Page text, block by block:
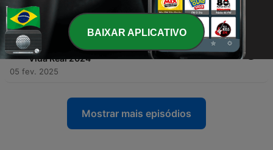
05 fev. 2025
21 - O paciente hiperglicêmico no plantão da
emergência: cetoacidose diabética | Medicina da
Vida Real 2024
05 fev. 2025
Mostrar mais episódios
BAIXAR APLICATIVO